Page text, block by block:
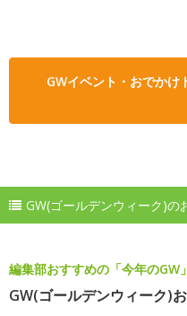
GWイベント・おでかけ
GW(ゴールデンウィーク)の
編集部おすすめの「今年のGW
GW(ゴールデンウィーク)